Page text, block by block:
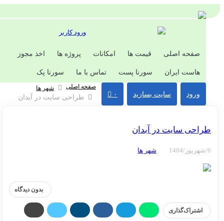
ورود کاربر
صفحه اصلی قیمت ها امکانات پروژه ها اخذ مجوز
هاست ایران سورنا پست تماس با ما سورنا پک
سایت بسازید ۰
صفحه اصلی شهر ها
طراحی سایت در آبدان
سایت در آبدان
شهر ها
بدون دیدگاه
اشتراک‌گذاری